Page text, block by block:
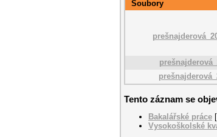
Soubory
Tento záznam se
Bakalářské práce
Vysokoškolské